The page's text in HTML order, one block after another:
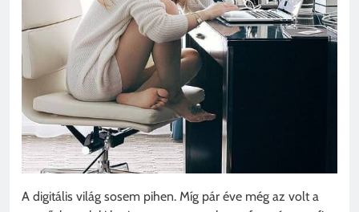
A digitális világ sosem pihen. Míg pár éve még az volt a